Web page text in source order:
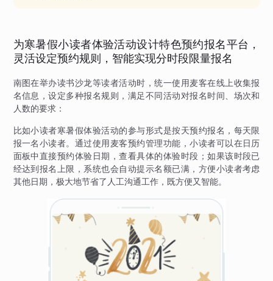
为寒暑假小读者体验活动设计特色预约报名平台，
灵活设定预约规则，智能实现分时段限量报名
南图在举办读书沙龙等读者活动时，统一使用麦客在线上收集报
名信息，设定多种报名规则，满足不同活动对报名时间、场次和
人数的要求：
比如小读者寒暑假体验活动的参与形式是按天预约报名，每天限
报一名小读者。通过使用麦客预约管理功能，小读者可以在日历
面板中直接预约体验日期，查看具体的体验时段；如果该时段已
经达到报名上限，系统也会自动提示名额已满，方便小读者考虑
其他日期，极大地节省了人工沟通工作，既方便又智能。